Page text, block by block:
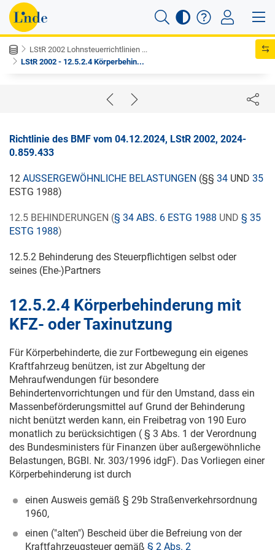
LStR 2002 Lohnsteuerrichtlinien ...
LStR 2002 - 12.5.2.4 Körperbehin...
Richtlinie des BMF vom 04.12.2024, LStR 2002, 2024-
0.859.433
12 AUSSERGEWÖHNLICHE BELASTUNGEN (§§ 34 UND 35
ESTG 1988)
12.5 BEHINDERUNGEN (§ 34 ABS. 6 ESTG 1988 UND § 35
ESTG 1988)
12.5.2 Behinderung des Steuerpflichtigen selbst oder
seines (Ehe-)Partners
12.5.2.4 Körperbehinderung mit
KFZ- oder Taxinutzung
Für Körperbehinderte, die zur Fortbewegung ein eigenes
Kraftfahrzeug benützen, ist zur Abgeltung der
Mehraufwendungen für besondere
Behindertenvorrichtungen und für den Umstand, dass ein
Massenbeförderungsmittel auf Grund der Behinderung
nicht benützt werden kann, ein Freibetrag von 190 Euro
monatlich zu berücksichtigen ( § 3 Abs. 1 der Verordnung
des Bundesministers für Finanzen über außergewöhnliche
Belastungen, BGBl. Nr. 303/1996 idgF). Das Vorliegen einer
Körperbehinderung ist durch
einen Ausweis gemäß § 29b Straßenverkehrsordnung
1960,
einen ("alten") Bescheid über die Befreiung von der
Kraftfahrzeugsteuer gemäß § 2 Abs. 2